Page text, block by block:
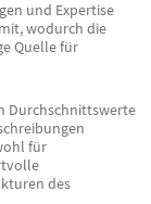
und Expertise
wodurch die
Quelle für
Durchschnittswerte
für
des